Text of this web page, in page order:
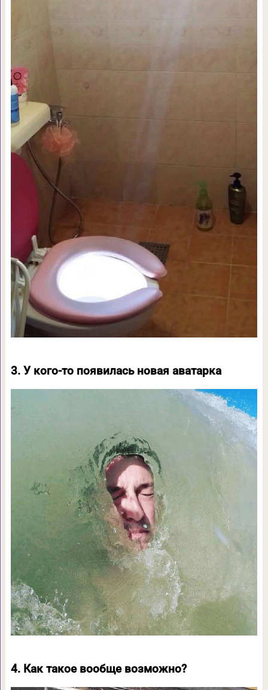
3. У кого-то появилась новая аватарка
4. Как такое вообще возможно?